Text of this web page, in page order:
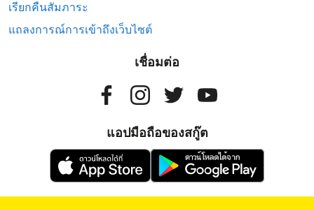
เรียกคืนสัมภาระ
แถลงการณ์การเข้าถึงเว็บไซต์
เชื่อมต่อ
แอปมือถือของสกู๊ต